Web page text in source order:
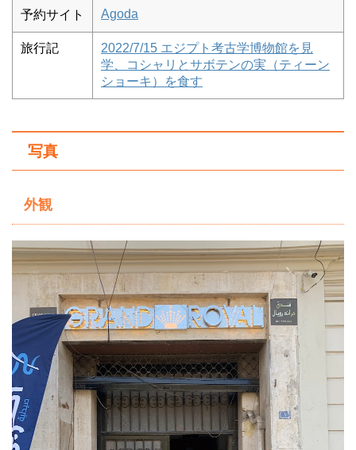
予約サイト Agoda
旅行記
2022/7/15 エジプト考古学博物館を見
学、コシャリとサボテンの実（ティーン
ショーキ）を食す
写真
外観